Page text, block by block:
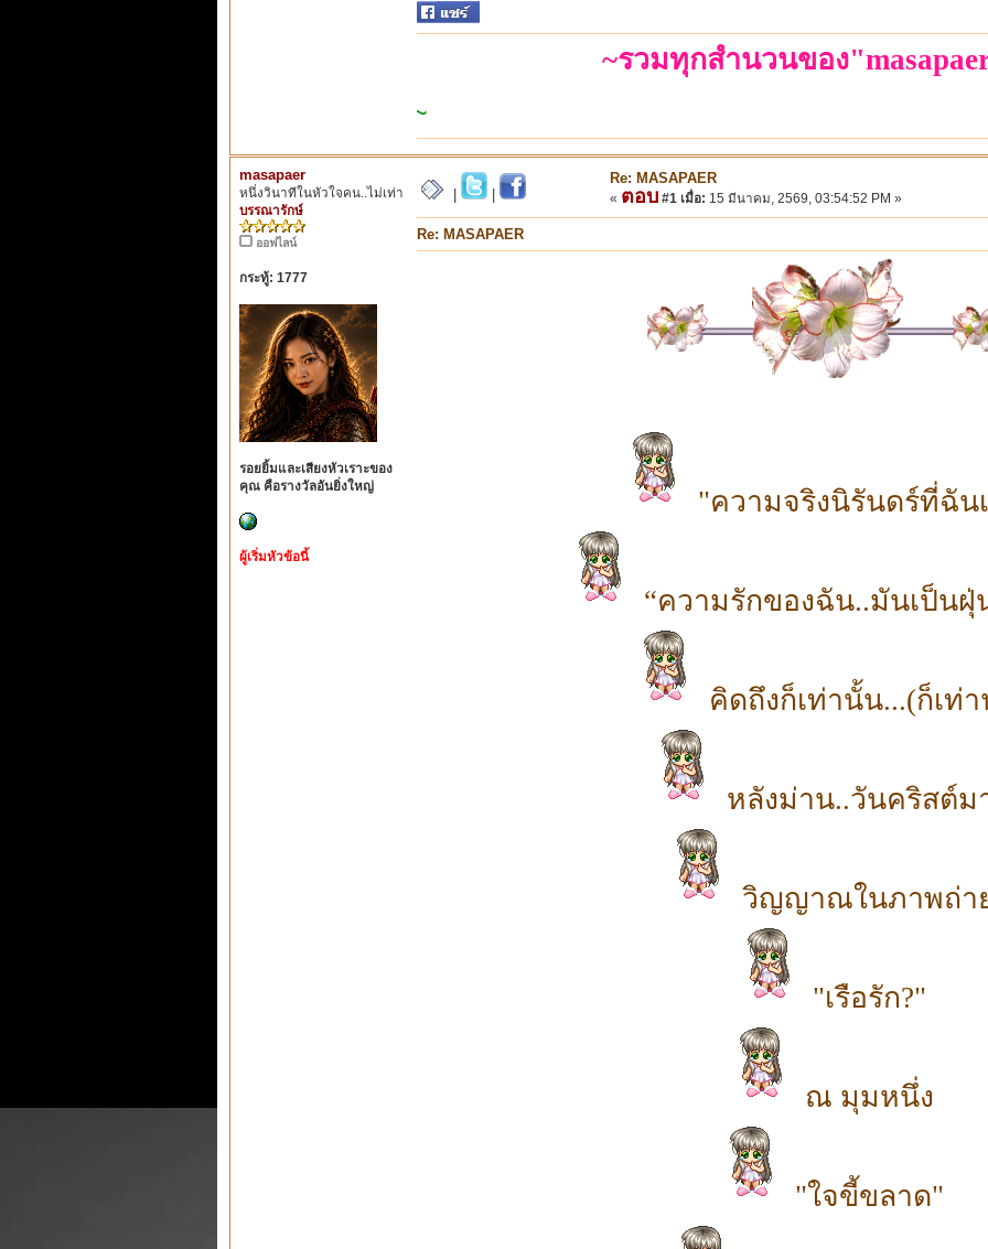
~รวมทุกสำนวนของ
masapaer
หนึ่งวินาทีในหัวใจคน..ไม่เท่า
บรรณารักษ์
ออฟไลน์
กระทู้: 1777
รอยยิ้มและเสียงหัวเราะของ
คุณ คือรางวัลอันยิ่งใหญ่
ผู้เริ่มหัวข้อนี้
Re: MASAPAER
« ตอบ #1 เมื่อ: 15 มีนาคม, 2569, 03:54:52 PM »
Re: MASAPAER
"ความจริงนิรันดร์ที่ฉัน
“ความรักของฉัน..มันเป็นฝุ่
คิดถึงก็เท่านั้น...(ก็เท่
หลังม่าน..วันคริสต์ม
วิญญาณในภาพถ่า
"เรือรัก?"
ณ มุมหนึ่ง
"ใจขี้ขลาด"